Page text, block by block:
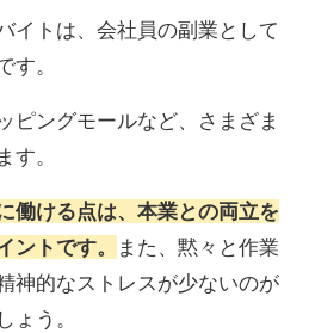
イトは、会社員の副業として
す。
ピングモールなど、さまざま
す。
働ける点は、本業との両立を
ントです。
また、黙々と作業
神的なストレスが少ないのが
ょう。